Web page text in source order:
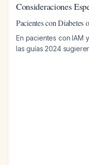
Consideraciones
Pacientes con Diabetes
En pacientes con IAM
las guías 2024